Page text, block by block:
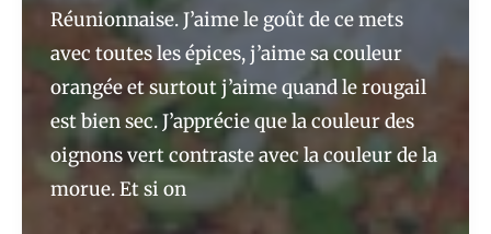
Réunionnaise. J’aime le goût de ce mets
avec toutes les épices, j’aime sa couleur
orangée et surtout j’aime quand le rougail
est bien sec. J’apprécie que la couleur des
oignons vert contraste avec la couleur de la
morue. Et si on